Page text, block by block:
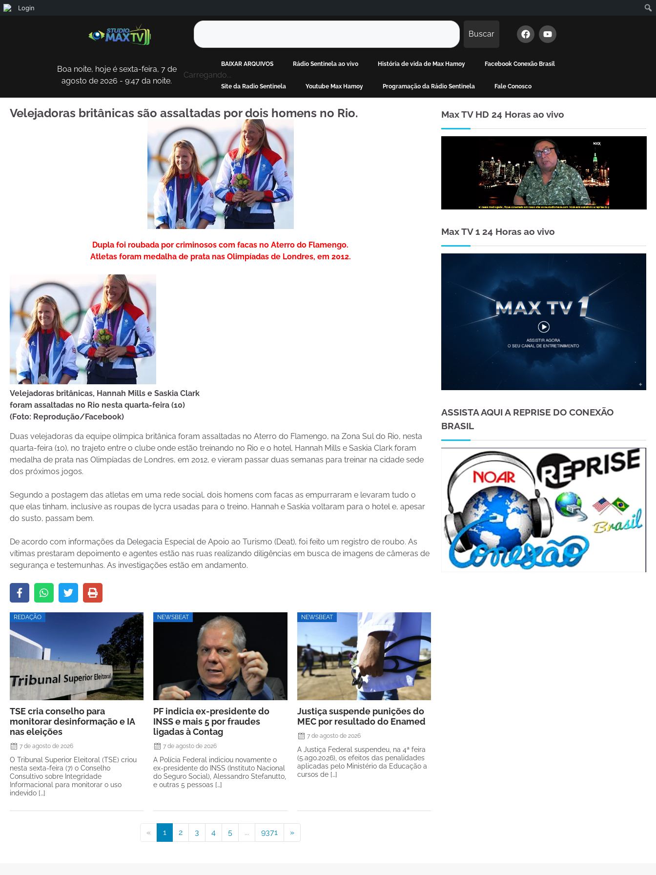
Buscar
Boa noite, hoje é sexta-feira, 7 de
agosto de 2026 - 9:47 da noite.
Carregando...
BAIXAR ARQUIVOS Rádio Sentinela ao vivo História de vida de Max Hamoy Facebook Conexão Brasil
Site da Radio Sentinela Youtube Max Hamoy Programação da Rádio Sentinela Fale Conosco
Velejadoras britânicas são assaltadas por dois homens no Rio.
Dupla foi roubada por criminosos com facas no Aterro do Flamengo.
Atletas foram medalha de prata nas Olimpíadas de Londres, em 2012.
Velejadoras britânicas, Hannah Mills e Saskia Clark
foram assaltadas no Rio nesta quarta-feira (10)
(Foto: Reprodução/Facebook)
Duas velejadoras da equipe olímpica britânica foram assaltadas no Aterro do Flamengo, na Zona Sul do Rio, nesta
quarta-feira (10), no trajeto entre o clube onde estão treinando no Rio e o hotel. Hannah Mills e Saskia Clark foram
medalha de prata nas Olimpíadas de Londres, em 2012, e vieram passar duas semanas para treinar na cidade sede
dos próximos jogos.
Segundo a postagem das atletas em uma rede social, dois homens com facas as empurraram e levaram tudo o
que elas tinham, inclusive as roupas de lycra usadas para o treino. Hannah e Saskia voltaram para o hotel e, apesar
do susto, passam bem.
De acordo com informações da Delegacia Especial de Apoio ao Turismo (Deat), foi feito um registro de roubo. As
vítimas prestaram depoimento e agentes estão nas ruas realizando diligências em busca de imagens de câmeras de
segurança e testemunhas. As investigações estão em andamento.
REDAÇÃO
TSE cria conselho para
monitorar desinformação e IA
nas eleições
7 de agosto de 2026
O Tribunal Superior Eleitoral (TSE) criou
nesta sexta-feira (7) o Conselho
Consultivo sobre Integridade
Informacional para monitorar o uso
indevido […]
NEWSBEAT
PF indicia ex-presidente do
INSS e mais 5 por fraudes
ligadas à Contag
7 de agosto de 2026
A Polícia Federal indiciou novamente o
ex-presidente do INSS (Instituto Nacional
do Seguro Social), Alessandro Stefanutto,
e outras 5 pessoas […]
NEWSBEAT
Justiça suspende punições do
MEC por resultado do Enamed
7 de agosto de 2026
A Justiça Federal suspendeu, na 4ª feira
(5.ago.2026), os efeitos das penalidades
aplicadas pelo Ministério da Educação a
cursos de […]
« 1 2 3 4 5 ... 9371 »
Max TV HD 24 Horas ao vivo
Max TV 1 24 Horas ao vivo
ASSISTA AQUI A REPRISE DO CONEXÃO
BRASIL
Login